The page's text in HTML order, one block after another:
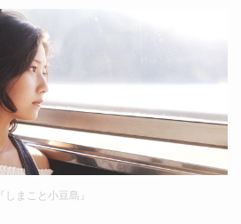
『しまこと小豆島』